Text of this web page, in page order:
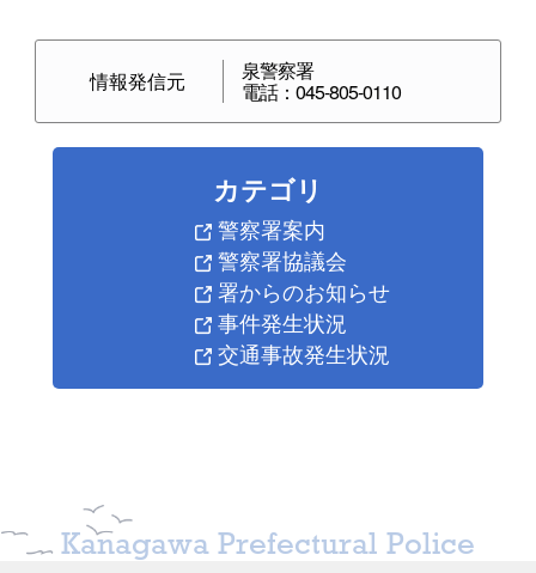
情報発信元 泉警察署
電話：045-805-0110
カテゴリ
警察署案内
警察署協議会
署からのお知らせ
事件発生状況
交通事故発生状況
Kanagawa Prefectural Police